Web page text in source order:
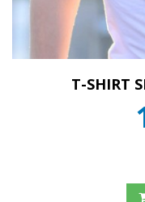
T-SHIRT